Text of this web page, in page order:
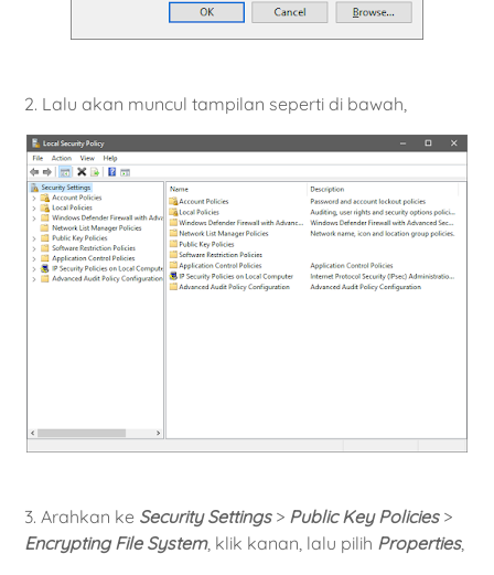
2. Lalu akan muncul tampilan seperti di bawah,
3. Arahkan ke Security Settings> Public Key Policies>
Encrypting File System, klik kanan, lalu pilih Properties,